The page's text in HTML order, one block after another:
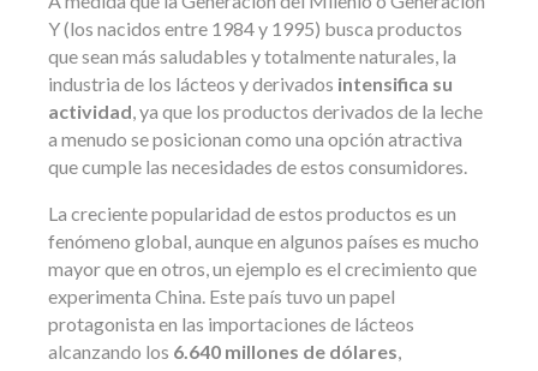
Y (los nacidos entre 1984 y 1995) busca productos
que sean más saludables y totalmente naturales, la
industria de los lácteos y derivados intensifica su
actividad, ya que los productos derivados de la leche
a menudo se posicionan como una opción atractiva
que cumple las necesidades de estos consumidores.
La creciente popularidad de estos productos es un
fenómeno global, aunque en algunos países es mucho
mayor que en otros, un ejemplo es el crecimiento que
experimenta China. Este país tuvo un papel
protagonista en las importaciones de lácteos
alcanzando los 6.640 millones de dólares,